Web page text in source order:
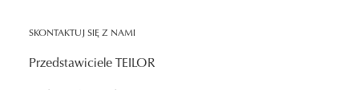
SKONTAKTUJ SIĘ Z NAMI
Przedstawiciele TEILOR